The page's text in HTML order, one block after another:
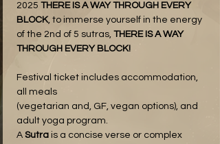
2025 THERE IS A WAY THROUGH EVERY
BLOCK, to immerse yourself in the energy
of the 2nd of 5 sutras, THERE IS A WAY
THROUGH EVERY BLOCK!
Festival ticket includes accommodation,
all meals
(vegetarian and, GF, vegan options), and
adult yoga program.
A Sutra is a concise verse or complex